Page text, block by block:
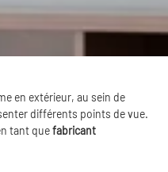
en extérieur, au sein de
différents points de vue.
tant quefabricant